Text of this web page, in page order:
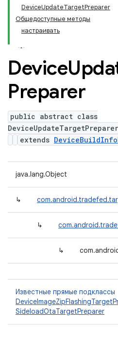
DeviceUpdateTargetPreparer
Общедоступные методы
настраивать
Device
Preparer
public abstract class
DeviceUpdateTargetPreparer
extends
java.lang.Object
↳
↳
↳
Известные прямые подклассы
SideloadOtaTargetPreparer